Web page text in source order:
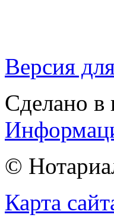
Версия
Сделано в
©
Карта